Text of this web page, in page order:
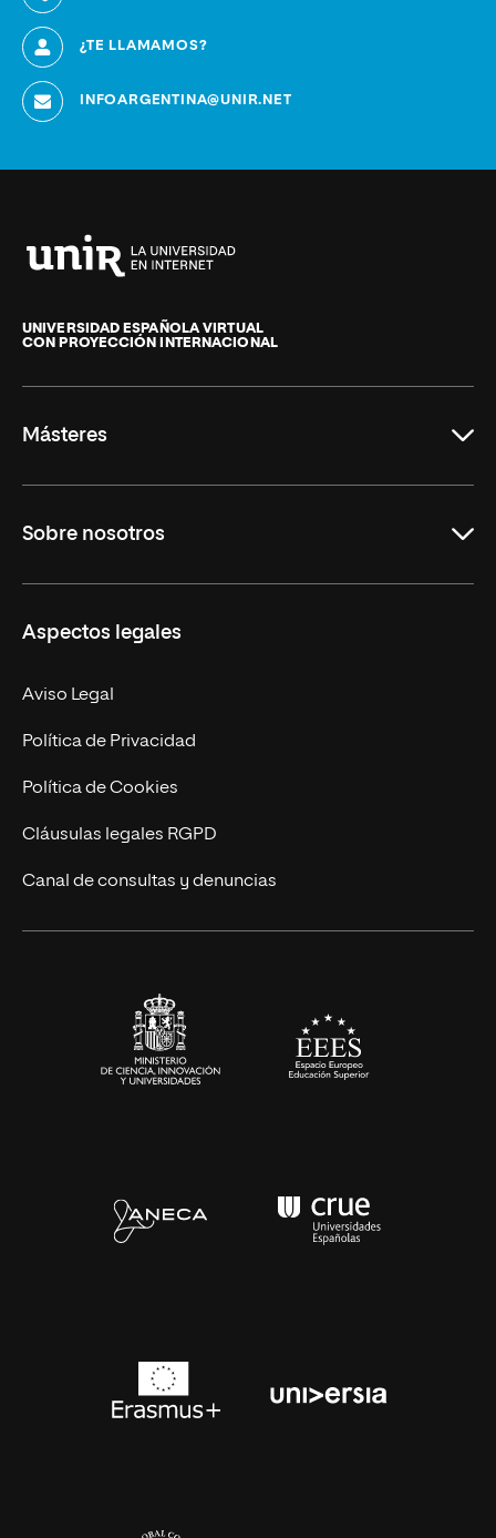
¿TE LLAMAMOS?
INFOARGENTINA@UNIR.NET
de
La
UNIVERSIDAD ESPAÑOLA VIRTUAL
CON PROYECCIÓN INTERNACIONAL
Másteres
Derecho
Empresa
MBA
Marketing y Comunicación
Ingeniería
Diseño
Ciencias de la Salud
Sobre nosotros
Nuestro Equipo
Contacto
Aspectos legales
Aviso Legal
Política de Privacidad
Política de Cookies
Cláusulas legales RGPD
Canal de consultas y denuncias